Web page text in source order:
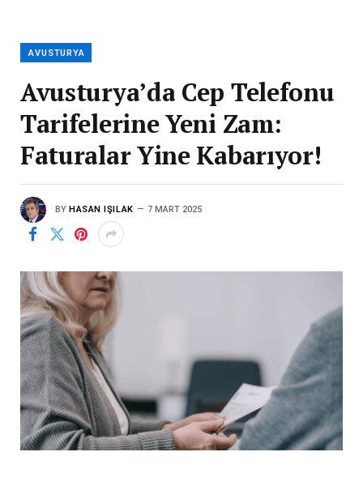
AVUSTURYA
Avusturya’da Cep Telefonu
Tarifelerine Yeni Zam:
Faturalar Yine Kabarıyor!
BY HASAN IŞILAK 7 MART 2025